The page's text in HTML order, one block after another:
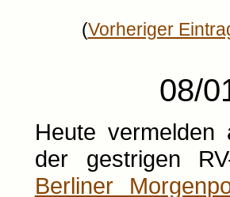
(Vorheriger
08/
Heute vermelden
der gestrigen
Berliner